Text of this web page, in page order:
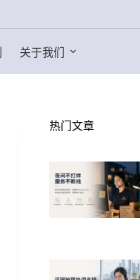
关于我们
热门文章